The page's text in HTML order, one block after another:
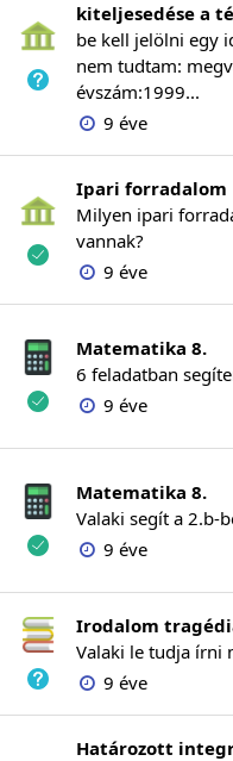
kiteljesedése a
be kell jelölni egy
nem tudtam:
évszám:1999...
9 éve
Ipari forradalom
Milyen ipari
vannak?
9 éve
Matematika 8.
6 feladatban
9 éve
Matematika 8.
Valaki segít a 2.b-
9 éve
Irodalom
Valaki le tudja írni
9 éve
Határozott